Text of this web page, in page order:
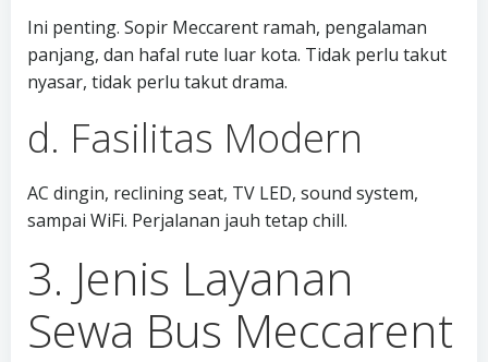
Ini penting. Sopir Meccarent ramah, pengalaman
panjang, dan hafal rute luar kota. Tidak perlu takut
nyasar, tidak perlu takut drama.
d. Fasilitas Modern
AC dingin, reclining seat, TV LED, sound system,
sampai WiFi. Perjalanan jauh tetap chill.
3. Jenis Layanan
Sewa Bus Meccarent